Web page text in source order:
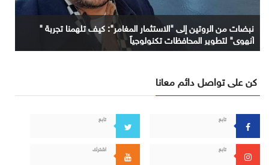
نبضات من الروتين إلى "الاستثمار المغامر": كيف تلهمنا تجربة "
آنهوي" لتطوير المحافظات تكنولوجياً
كن على تواصل دائم معانا
تابع تابع
تابع اشترك